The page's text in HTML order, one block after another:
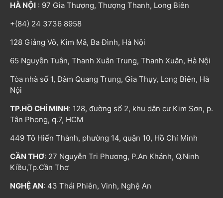
HÀ NỘI : 97 Gia Thượng, Thượng Thanh, Long Biên
+(84) 24 3736 8958
128 Giảng Võ, Kim Mã, Ba Đình, Hà Nội
65 Nguyễn Tuân, Thanh Xuân Trung, Thanh Xuân, Hà Nội
Tòa nhà số 1, Đàm Quang Trung, Gia Thụy, Long Biên, Hà
Nội
TP.HỒ CHÍ MINH: 128, đường số 2, khu dân cư Kim Sơn, p.
Tân Phong, q.7, HCM
449 Tô Hiến Thành, phường 14, quận 10, Hồ Chí Minh
CẦN THƠ: 27 Nguyễn Tri Phương, P.An Khánh, Q.Ninh
Kiều,Tp.Cần Thơ
NGHỆ AN: 43 Thái Phiên, Vinh, Nghệ An